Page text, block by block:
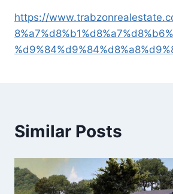
https://
Similar Posts